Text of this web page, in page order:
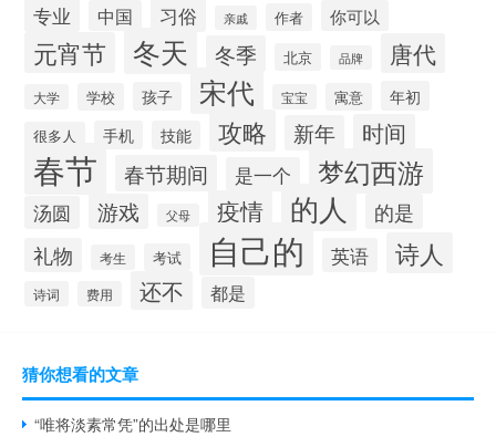
专业 中国 习俗 亲戚 作者 你可以
元宵节 冬天 冬季 北京 品牌 唐代
大学 学校 孩子 宋代 宝宝 寓意 年初
很多人 手机 技能 攻略 新年 时间
春节 春节期间 是一个 梦幻西游
汤圆 游戏 父母 疫情 的人 的是
礼物 考生 考试 自己的 英语 诗人
诗词 费用 还不 都是
猜你想看的文章
“唯将淡素常凭”的出处是哪里